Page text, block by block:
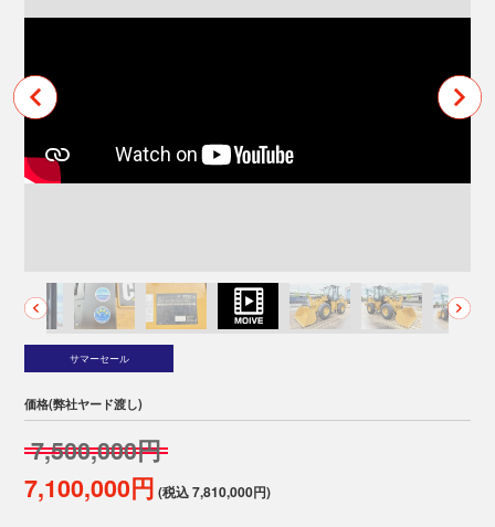
サマーセール
価格(弊社ヤード渡し)
7,500,000円
7,100,000円 (税込 7,810,000円)